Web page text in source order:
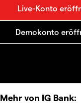
Mehr von IG Bank: